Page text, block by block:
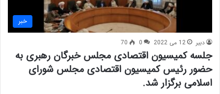
خبر
دبیر 12 می 2022 0
70
جلسه کمیسیون اقتصادی مجلس خبرگان رهبری به
حضور رئیس کمیسیون اقتصادی مجلس شورای
اسلامی برگزار شد.